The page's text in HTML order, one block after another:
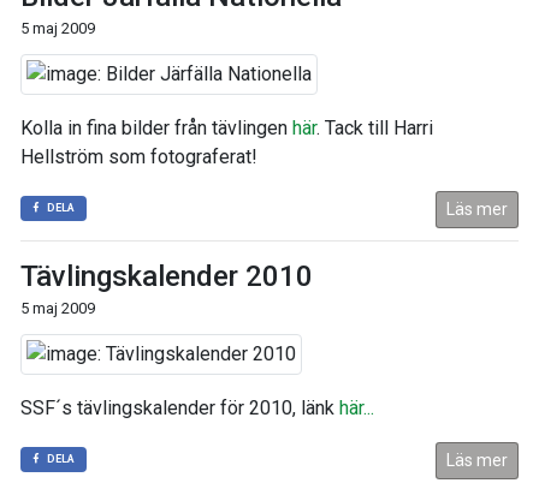
5 maj 2009
Kolla in fina bilder från tävlingen här. Tack till Harri
Hellström som fotograferat!
DELA Läs mer
Tävlingskalender 2010
5 maj 2009
SSF´s tävlingskalender för 2010, länk här...
DELA Läs mer